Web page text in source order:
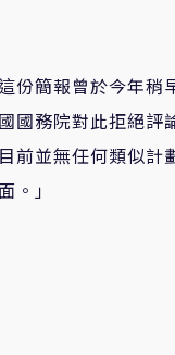
份簡報曾於今年稍
國務院對此拒絕評
前並無任何類似計
。」